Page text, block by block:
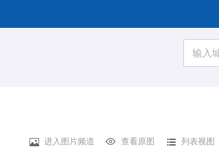
进入图片频道 查看原图 列表视图